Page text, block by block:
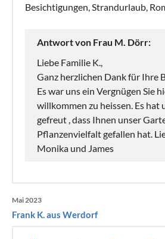
Besichtigungen, Strandurlaub,
Antwort von Frau M. Dörr:
Liebe Familie K.,
Ganz herzlichen Dank für Ihre
Es war uns ein Vergnügen Sie
willkommen zu heissen. Es hat
gefreut , dass Ihnen unser
Pflanzenvielfalt gefallen hat.
Monika und James
Mai 2023
Frank K. aus Werdorf